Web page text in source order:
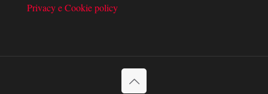
Privacy e Cookie policy